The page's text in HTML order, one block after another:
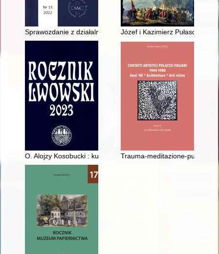
Sprawozdanie z działalności Archiwum Archidiecezjalnego w
Józef i Kazimierz Pułascy -
O. Alojzy Kosobucki : kustosz kościoła św. Mikołaja w
Trauma-meditazione-